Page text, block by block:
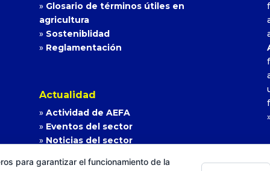
» Glosario de términos útiles en
agricultura
» Sosteniblidad
» Reglamentación
Actualidad
» Actividad de AEFA
» Eventos del sector
» Noticias del sector
para garantizar el funcionamiento de la